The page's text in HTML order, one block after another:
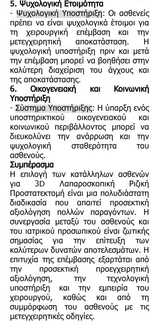
5. Ψυχολογική Ετοιμότητα
- Ψυχολογική Υποστήριξη: Οι ασθενείς
πρέπει να είναι ψυχολογικά έτοιμοι για
τη χειρουργική επέμβαση και την
μετεγχειρητική αποκατάσταση. Η
ψυχολογική υποστήριξη πριν και μετά
την επέμβαση μπορεί να βοηθήσει στην
καλύτερη διαχείριση του άγχους και
της αποκατάστασης.
6. Οικογενειακή και Κοινωνική
Υποστήριξη
- Σύστημα Υποστήριξης: Η ύπαρξη ενός
υποστηρικτικού οικογενειακού και
κοινωνικού περιβάλλοντος μπορεί να
διευκολύνει την ανάρρωση και την
ψυχολογική σταθερότητα του
ασθενούς.
Συμπέρασμα
Η επιλογή των κατάλληλων ασθενών
για 3D Λαπαροσκοπική Ριζική
Προστατεκτομή είναι μια πολυδιάστατη
διαδικασία που απαιτεί προσεκτική
αξιολόγηση πολλών παραγόντων. Η
συνεργασία μεταξύ του ασθενούς και
του ιατρικού προσωπικού είναι ζωτικής
σημασίας για την επίτευξη των
καλύτερων δυνατών αποτελεσμάτων. Η
επιτυχία της επέμβασης εξαρτάται από
την προσεκτική προεγχειρητική
αξιολόγηση, την τεχνολογική
υποστήριξη και την εμπειρία του
χειρουργού, καθώς και από τη
συμμόρφωση του ασθενούς με τις
μετεγχειρητικές οδηγίες.